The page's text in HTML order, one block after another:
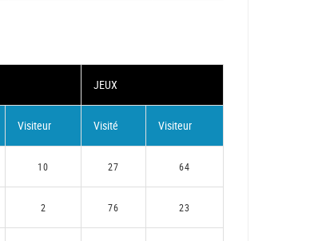
JEUX
Visiteur Visité Visiteur
10 27 64
2 76 23